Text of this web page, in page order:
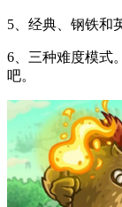
5、经典、钢铁和
6、三种难度模式
吧。